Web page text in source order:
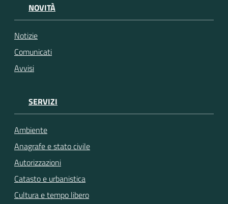
NOVITÀ
Notizie
Comunicati
Avvisi
SERVIZI
Ambiente
Anagrafe e stato civile
Autorizzazioni
Catasto e urbanistica
Cultura e tempo libero